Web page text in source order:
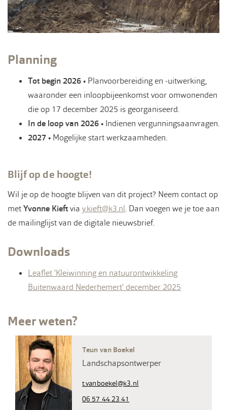
Planning
Tot begin 2026 • Planvoorbereiding en -uitwerking,
waaronder een inloopbijeenkomst voor omwonenden
die op 17 december 2025 is georganiseerd.
In de loop van 2026 • Indienen vergunningsaanvragen.
2027 • Mogelijke start werkzaamheden.
Blijf op de hoogte!
Wil je op de hoogte blijven van dit project? Neem contact op
metYvonne Kieftvia y.kieft@k3.nl. Dan voegen we je toe aan
de mailinglijst van de digitale nieuwsbrief.
Downloads
Leaflet 'Kleiwinning en natuurontwikkeling
Buitenwaard Nederhemert' december 2025
Meer weten?
Teun van Boekel
Landschapsontwerper
t.vanboekel@k3.nl
06 57 44 23 41